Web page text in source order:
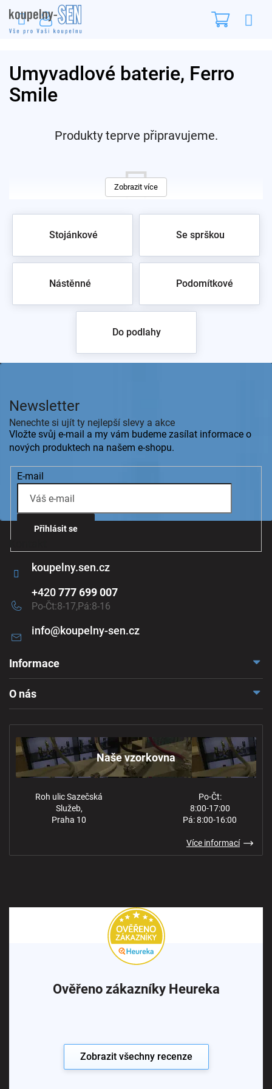
na
obsah
Umyvadlové baterie, Ferro
Smile
Produkty teprve připravujeme.
Zobrazit více
Stojánkové Se sprškou
Nástěnné Podomítkové
Do podlahy
Z
Kontakt
info@koupelny-sen.cz
+420777 699 007
Po-Čt:8-17,Pá:8-16
koupelny.sen.cz
Informace
Ochrana osobních údajů
O nás
Naše vzorkovna
Roh ulic Sazečská
Služeb,
Praha 10
Po-Čt:
8:00-17:00
Pá: 8:00-16:00
Více informací
Newsletter
Nenechte si ujít ty nejlepší slevy a akce
Vložte svůj e-mail a my vám budeme zasílat informace o
nových produktech na našem e-shopu.
E-mail
Přihlásit se
Ověřeno zákazníky Heureka
Zobrazit všechny recenze